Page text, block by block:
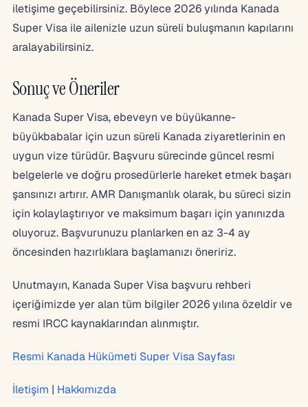
iletişime geçebilirsiniz. Böylece 2026 yılında Kanada
Super Visa ile ailenizle uzun süreli buluşmanın kapılarını
aralayabilirsiniz.
Sonuç ve Öneriler
Kanada Super Visa, ebeveyn ve büyükanne-
büyükbabalar için uzun süreli Kanada ziyaretlerinin en
uygun vize türüdür. Başvuru sürecinde güncel resmi
belgelerle ve doğru prosedürlerle hareket etmek başarı
şansınızı artırır. AMR Danışmanlık olarak, bu süreci sizin
için kolaylaştırıyor ve maksimum başarı için yanınızda
oluyoruz. Başvurunuzu planlarken en az 3-4 ay
öncesinden hazırlıklara başlamanızı öneririz.
Unutmayın, Kanada Super Visa başvuru rehberi
içeriğimizde yer alan tüm bilgiler 2026 yılına özeldir ve
resmi IRCC kaynaklarından alınmıştır.
Resmi Kanada Hükümeti Super Visa Sayfası
İletişim | Hakkımızda